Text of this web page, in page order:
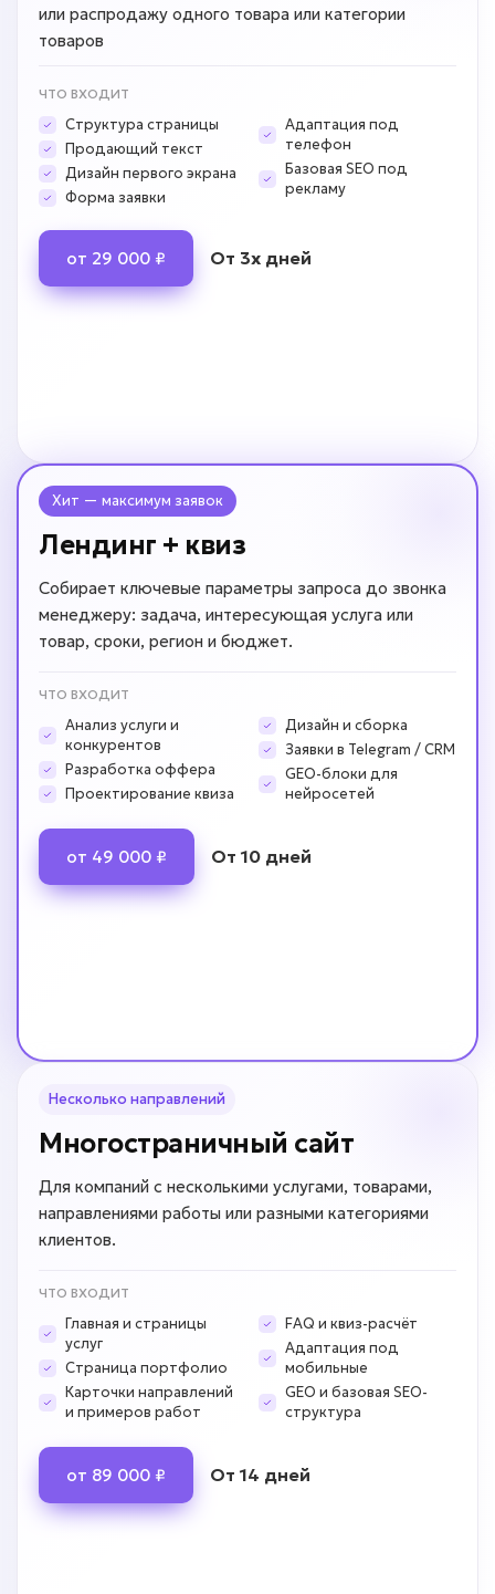
или распродажу одного товара или категории
товаров
ЧТО ВХОДИТ
Структура страницы
Продающий текст
Дизайн первого экрана
Форма заявки
Адаптация под
телефон
Базовая SEO под
рекламу
от 29 000 ₽ От 3х дней
Хит — максимум заявок
Лендинг + квиз
Собирает ключевые параметры запроса до звонка
менеджеру: задача, интересующая услуга или
товар, сроки, регион и бюджет.
ЧТО ВХОДИТ
Анализ услуги и
конкурентов
Разработка оффера
Проектирование квиза
Дизайн и сборка
Заявки в Telegram / CRM
GEO-блоки для
нейросетей
от 49 000 ₽ От 10 дней
Несколько направлений
Многостраничный сайт
Для компаний с несколькими услугами, товарами,
направлениями работы или разными категориями
клиентов.
ЧТО ВХОДИТ
Главная и страницы
услуг
Страница портфолио
Карточки направлений
и примеров работ
FAQ и квиз-расчёт
Адаптация под
мобильные
GEO и базовая SEO-
структура
от 89 000 ₽ От 14 дней